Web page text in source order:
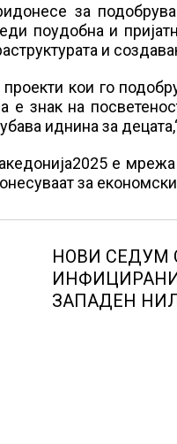
за
поудобна и
и
кои го
е знак на
иднина за
е
за
НОВИ СЕДУМ
ЗАПАДЕН НИЛ,